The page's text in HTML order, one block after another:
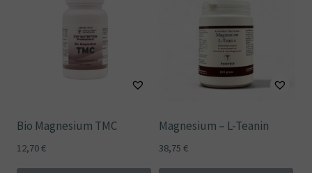
Bio Magnesium TMC
12,70€
Magnesium – L-Teanin
38,75 €